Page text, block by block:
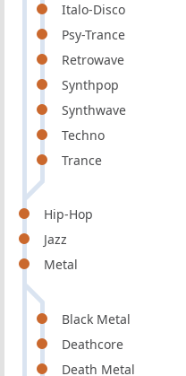
Italo-Disco
Psy-Trance
Retrowave
Synthpop
Synthwave
Techno
Trance
Hip-Hop
Jazz
Metal
Black Metal
Deathcore
Death Metal